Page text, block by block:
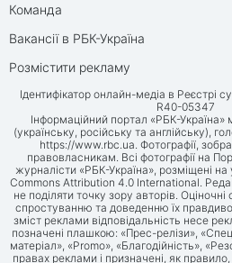
Команда
Вакансії в РБК-Україна
Розмістити рекламу
Ідентифікатор онлайн-медіа в Реєстрі
R40-05347
Інформаційний портал «РБК-
(українську, російську та англійську),
https://www.rbc.ua. Фотографії,
правовласникам. Всі фотографії на
журналісти «РБК-Україна», розміщені на
Commons Attribution 4.0 International.
не поділяти точку зору авторів.
спростуванню та доведенню їх
зміст реклами відповідальність несе
позначені плашкою: «Прес-релізи»,
матеріал», «Promo», «Благодійність»,
правах реклами і призначені, як правило,